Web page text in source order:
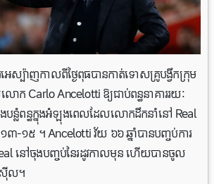
េស្ប៉ាញកាលពីថ្ងៃពុធបានកាត់ទោសគ្រូបង្វឹកក្រុម
ក Carlo Ancelotti ឱ្យជាប់ពន្ធនាគាររយៈ
បន្លំពន្ធក្នុងអំឡុងពេលដែលលោកដឹកនាំនៅ Real
១៣-១៥ ។ Ancelotti វ័យ ៦៦ ឆ្នាំបានបញ្ចប់ការ
នៅចុងបញ្ចប់នៃរដូវកាលមុន ហើយបានចូល
ស៊ីល។